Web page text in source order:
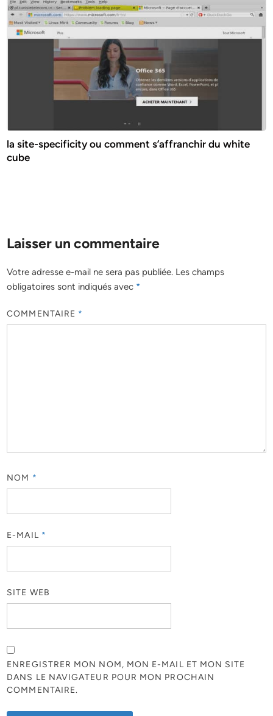
la site-specificity ou comment s’affranchir du white
cube
Laisser un commentaire
Votre adresse e-mail ne sera pas publiée. Les champs
obligatoires sont indiqués avec *
COMMENTAIRE *
NOM *
E-MAIL *
SITE WEB
ENREGISTRER MON NOM, MON E-MAIL ET MON SITE
DANS LE NAVIGATEUR POUR MON PROCHAIN
COMMENTAIRE.